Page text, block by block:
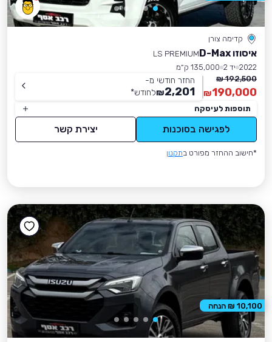
קדימה צורן
איסוזו D-Max
LS PREMIUM
2022 יד 2
135,000 ק״מ
192,500 ₪
190,000
₪
החזר חודשי מ-
2,201
₪לחודש*
תוספות לעיסקה
לפגישה בסוכנות יצירת קשר
*חישוב ההחזר מפורט בתקנון
10,100 ₪ הנחה